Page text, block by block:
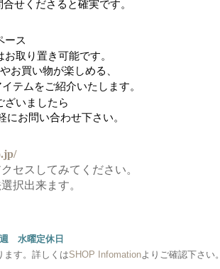
せくださると確実です。
ース
取り置き可能です。
お買い物が楽しめる、
テムをご紹介いたします。
ざいましたら
にお問い合わせ下さい。
セスしてみてください。
択出来ます。
水曜定休日
ます。詳しくはSHOP Infomationよりご確認下さい。